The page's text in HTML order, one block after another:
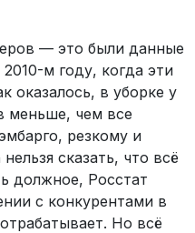
— это были данные
м году, когда эти
оказалось, в уборке у
меньше, чем все
резкому и
сказать, что всё
должное, Росстат
с конкурентами в
Но всё